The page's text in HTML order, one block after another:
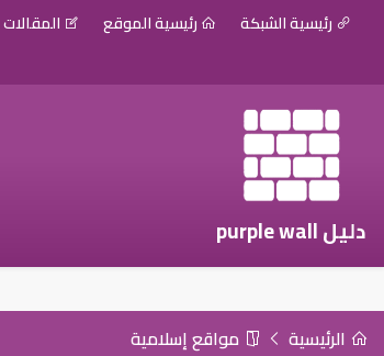
رئيسية الشبكة رئيسية الموقع المقالات
دليل purple wall
الرئيسية مواقع إسلامية